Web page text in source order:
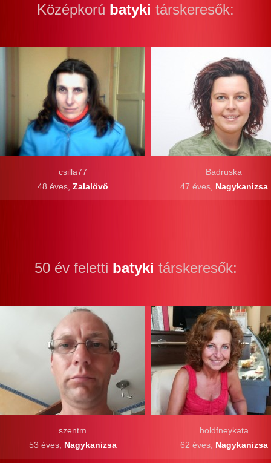
Középkorú batyki társkeresők:
csilla77
48 éves, Zalalövő
Badruska
47 éves, Nagykanizsa
50 év feletti batyki társkeresők:
holdfneykata
62 éves, Nagykanizsa
szentm
53 éves, Nagykanizsa